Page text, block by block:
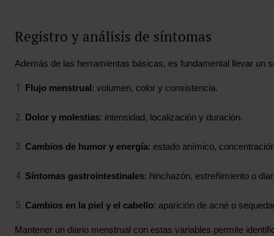
Registro y análisis de síntomas
Además de las herramientas básicas, es fundamental llevar un
Flujo menstrual : volumen, color y consistencia.
Dolor y molestias: intensidad, localización y duración.
Cambios de humor y energía: estado anímico,
Síntomas gastrointestinales: hinchazón, estreñimiento o
Cambios en la piel y el cabello: aparición de acné o
Mantener un diario menstrual con estas variables permite